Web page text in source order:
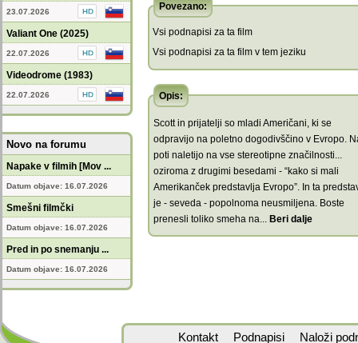
23.07.2026
Valiant One (2025)
22.07.2026
Videodrome (1983)
22.07.2026
Novo na forumu
Napake v filmih [Mov ...
Datum objave: 16.07.2026
Smešni filmčki
Datum objave: 16.07.2026
Pred in po snemanju ...
Datum objave: 16.07.2026
Povezano:
Vsi podnapisi za ta film
Vsi podnapisi za ta film v tem jeziku
Opis:
Scott in prijatelji so mladi Američani, ki se
odpravijo na poletno dogodivščino v Evropo.
poti naletijo na vse stereotipne značilnosti...
oziroma z drugimi besedami - “kako si mali
Amerikanček predstavlja Evropo”. In ta
je - seveda - popolnoma neusmiljena. Boste
prenesli toliko smeha na... Beri dalje
Kontakt Podnapisi Naloži